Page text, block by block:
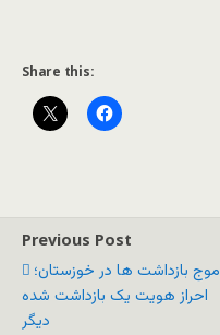
Share this:
Previous Post
موج بازداشت ها در خوزستان؛
احراز هویت یک بازداشت شده
دیگر